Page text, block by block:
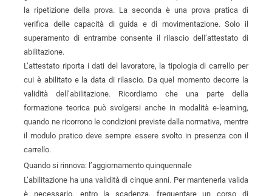
la ripetizione della prova. La seconda è una prova pratica di
verifica delle capacità di guida e di movimentazione. Solo il
superamento di entrambe consente il rilascio dell’attestato di
abilitazione.
L’attestato riporta i dati del lavoratore, la tipologia di carrello per
cui è abilitato e la data di rilascio. Da quel momento decorre la
validità dell’abilitazione. Ricordiamo che una parte della
formazione teorica può svolgersi anche in modalità e-learning,
quando ne ricorrono le condizioni previste dalla normativa, mentre
il modulo pratico deve sempre essere svolto in presenza con il
carrello.
Quando si rinnova: l’aggiornamento quinquennale
L’abilitazione ha una validità di cinque anni. Per mantenerla valida
è necessario, entro la scadenza, frequentare un corso di